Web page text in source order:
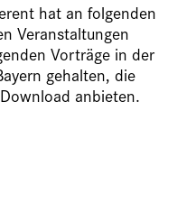
hat an folgenden
Veranstaltungen
Vorträge in der
gehalten, die
anbieten.